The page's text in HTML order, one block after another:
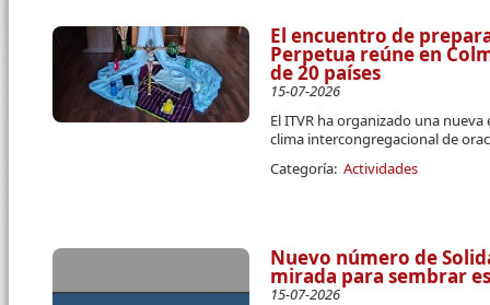
El encuentro de
Perpetua reúne en
de 20 países
15-07-2026
El ITVR ha organizado una
clima intercongregacional de
Categoría: Actividades
Nuevo número de
mirada para sembrar
15-07-2026